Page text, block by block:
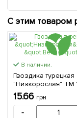
С этим товаром
В наличии.
Гвоздика турецкая
"Низкорослая" ТМ
0.3г
15.66 грн
-